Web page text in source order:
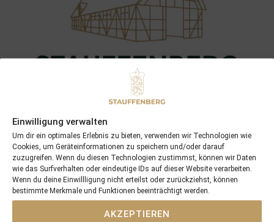
Einwilligung verwalten
Um dir ein optimales Erlebnis zu bieten, verwenden wir Technologien wie
Cookies, um Geräteinformationen zu speichern und/oder darauf
zuzugreifen. Wenn du diesen Technologien zustimmst, können wir Daten
wie das Surfverhalten oder eindeutige IDs auf dieser Website verarbeiten.
Wenn du deine Einwillligung nicht erteilst oder zurückziehst, können
bestimmte Merkmale und Funktionen beeinträchtigt werden.
AKZEPTIEREN